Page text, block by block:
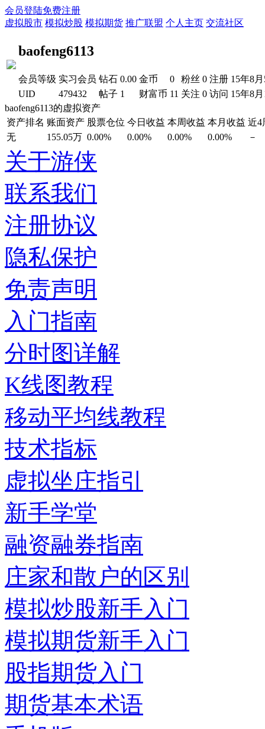
会员登陆免费注册
虚拟股市 模拟炒股 模拟期货 推广联盟 个人主页 交流社区
baofeng6113
会员等级 实习会员 钻石 0.00 金币 0 粉丝 0 注册 15年8
UID
479432 帖子 1 财富币 11 关注 0 访问 15年8
baofeng6113的虚拟资产
资产排名 账面资产 股票仓位 今日收益 本周收益 本月收益 近4
无
155.05万 0.00% 0.00% 0.00% 0.00% －
关于游侠
联系我们
注册协议
隐私保护
免责声明
入门指南
分时图详解
K线图教程
移动平均线教程
技术指标
虚拟坐庄指引
新手学堂
融资融券指南
庄家和散户的区别
模拟炒股新手入门
模拟期货新手入门
股指期货入门
期货基本术语